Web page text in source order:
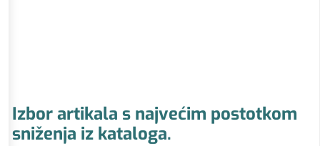
Izbor artikala s najvećim postotkom
sniženja iz kataloga.